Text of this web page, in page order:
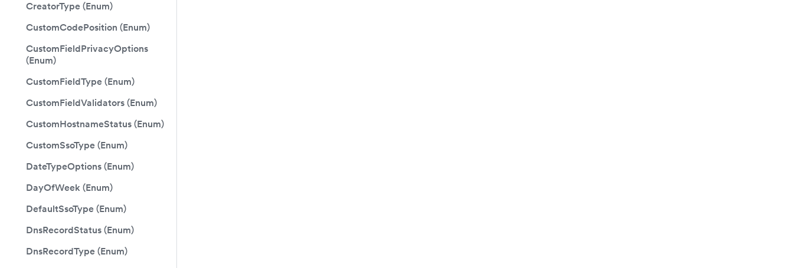
CreatorType (Enum)
CustomCodePosition (Enum)
CustomFieldPrivacyOptions
(Enum)
CustomFieldType (Enum)
CustomFieldValidators (Enum)
CustomHostnameStatus (Enum)
CustomSsoType (Enum)
DateTypeOptions (Enum)
DayOfWeek (Enum)
DefaultSsoType (Enum)
DnsRecordStatus (Enum)
DnsRecordType (Enum)